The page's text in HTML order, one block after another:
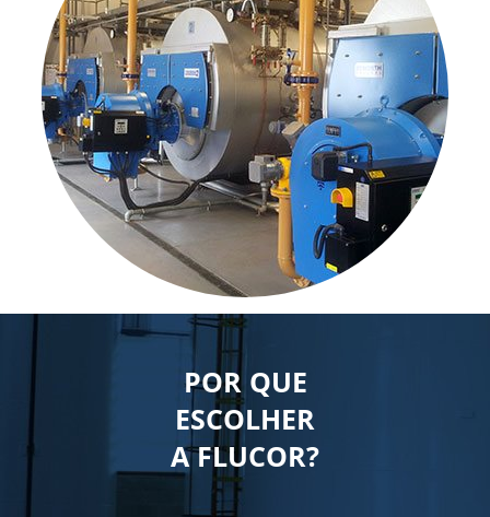
POR QUE
ESCOLHER
A FLUCOR?